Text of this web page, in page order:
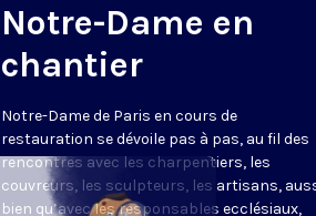
Notre-Dame en
chantier
Notre-Dame de Paris en cours de
restauration se dévoile pas à pas, au fil des
rencontres avec les charpentiers, les
couvreurs, les sculpteurs, les artisans,
bien qu’avec les responsables ecclésiaux,